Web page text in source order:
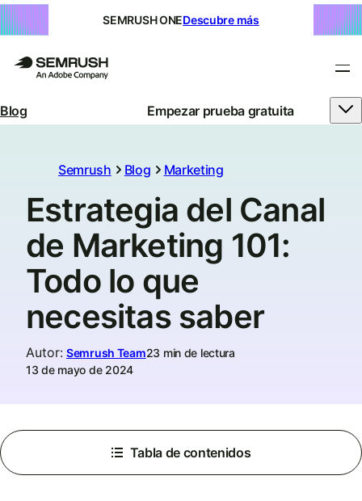
SEMRUSH ONEDescubre más
Blog Empezar prueba gratuita
Semrush Blog Marketing
Estrategia del Canal
de Marketing 101:
Todo lo que
necesitas saber
Autor: Semrush Team23 min de lectura
13 de mayo de 2024
Tabla de contenidos